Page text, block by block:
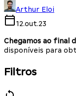
Arthur Eloi
12.out.23
Chegamos ao final
disponíveis para
Filtros